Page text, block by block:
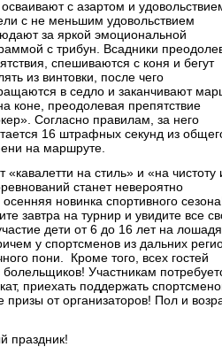
осваивают с азартом и
с не меньшим удовольствием
за яркой эмоциональной
с трибун. Всадники
спешиваются с коня и бегут
из винтовки, после чего
в седло и заканчивают
коне, преодолевая препятствие
Согласно правилам, за него
16 штрафных секунд из
на маршруте.
на стиль» и «на чистоту
станет невероятно
новинка спортивного
завтра на турнир и увидите все
дети от 6 до 16 лет на
у спортсменов из дальних
пони. Кроме того, всех гостей
Участникам
приехать поддержать
от организаторов! Пол и
праздник!